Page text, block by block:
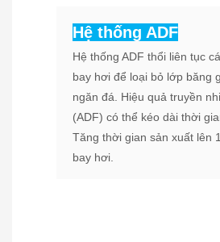
Hệ thống ADF
Hệ thống ADF thổi liên tục
bay hơi để loại bỏ lớp băng
ngăn đá. Hiệu quả truyền
(ADF) có thể kéo dài thời
Tăng thời gian sản xuất lên
bay hơi.